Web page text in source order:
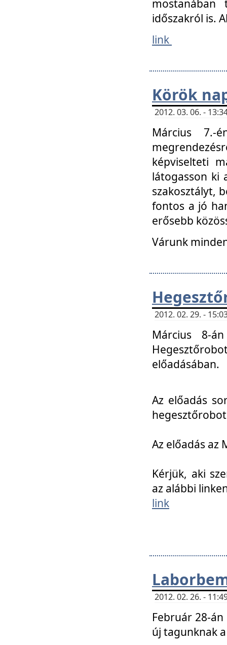
mostanában
időszakról is.
link
Körök
2012. 03. 06. -
Március 7.-
képviselteti
látogasson ki
szakosztályt,
fontos a jó
erősebb
Várunk
2012. 02. 29. -
Március 8-
előadásában.
Az előadás
Az előadás az
Kérjük, aki
az alábbi
link
2012. 02. 26. -
Február 28-
új tagunknak